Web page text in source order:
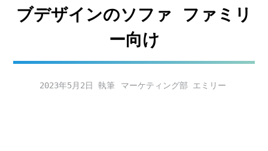
ブデザインのソファ ファミリ
ー向け
2023年5月2日 マーケティング部 エミリー